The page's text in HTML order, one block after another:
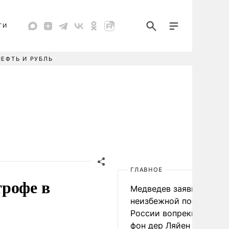
И РУБЛЬ
в
ГЛАВНОЕ
Медведев заявил о
неизбежной победе
России вопреки словам
фон дер Ляйен